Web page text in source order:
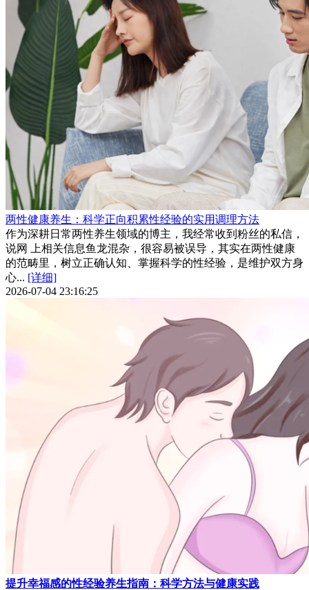
两性健康养生：科学正向积累性经验的实用调理方法
作为深耕日常两性养生领域的博主，我经常收到粉丝的私信，
说网 上相关信息鱼龙混杂，很容易被误导，其实在两性健康
的范畴里，树立正确认知、掌握科学的性经验，是维护双方身
心... [详细]
2026-07-04 23:16:25
提升幸福感的性经验养生指南：科学方法与健康实践